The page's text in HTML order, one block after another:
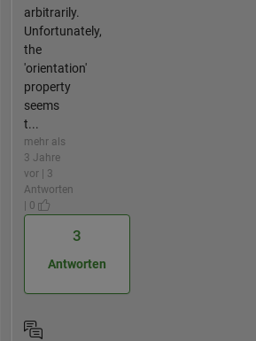
arbitrarily.
Unfortunately,
the
'orientation'
property
seems
t...
mehr als
3 Jahre
vor | 3
Antworten
| 0
3
Antworten